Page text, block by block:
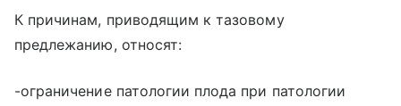
К причинам, приводящим к тазовому
предлежанию, относят:
-ограничение патологии плода при патологии